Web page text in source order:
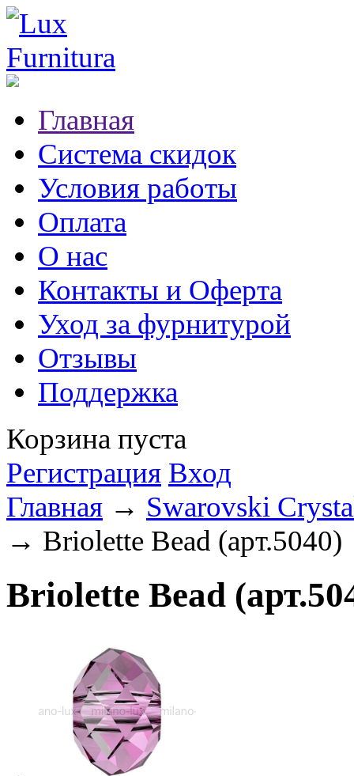
Главная
Система скидок
Условия работы
Оплата
О нас
Контакты и Оферта
Уход за фурнитурой
Отзывы
Поддержка
Корзина пуста
Регистрация Вход
Главная → Swarovski
→ Briolette Bead (арт.5040)
Briolette Bead